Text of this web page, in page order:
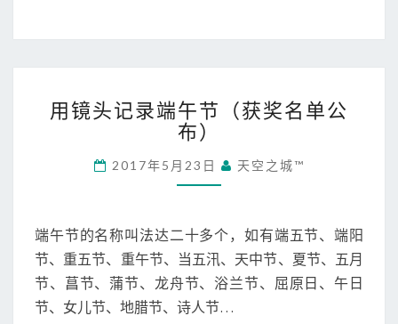
奖
布
镜
头
录
端
节
（
获
奖
名
用镜头记录端午节（获奖名单公
布）
2017年5月23日 天空之城™
端午节的名称叫法达二十多个，如有端五节、端阳
节、重五节、重午节、当五汛、天中节、夏节、五月
节、菖节、蒲节、龙舟节、浴兰节、屈原日、午日
节、女儿节、地腊节、诗人节…